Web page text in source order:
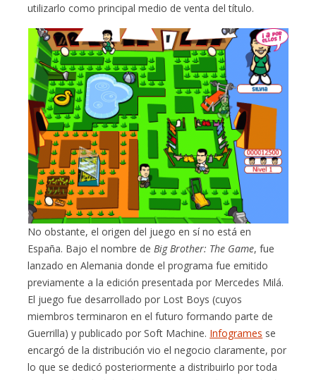
utilizarlo como principal medio de venta del título.
No obstante, el origen del juego en sí no está en
España. Bajo el nombre de Big Brother: The Game, fue
lanzado en Alemania donde el programa fue emitido
previamente a la edición presentada por Mercedes Milá.
El juego fue desarrollado por Lost Boys (cuyos
miembros terminaron en el futuro formando parte de
Guerrilla) y publicado por Soft Machine. Infogrames se
encargó de la distribución vio el negocio claramente, por
lo que se dedicó posteriormente a distribuirlo por toda